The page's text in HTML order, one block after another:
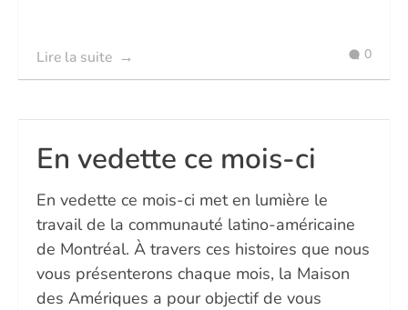
Lire la suite 0
En vedette ce mois-ci
En vedette ce mois-ci met en lumière le
travail de la communauté latino-américaine
de Montréal. À travers ces histoires que nous
vous présenterons chaque mois, la Maison
des Amériques a pour objectif de vous